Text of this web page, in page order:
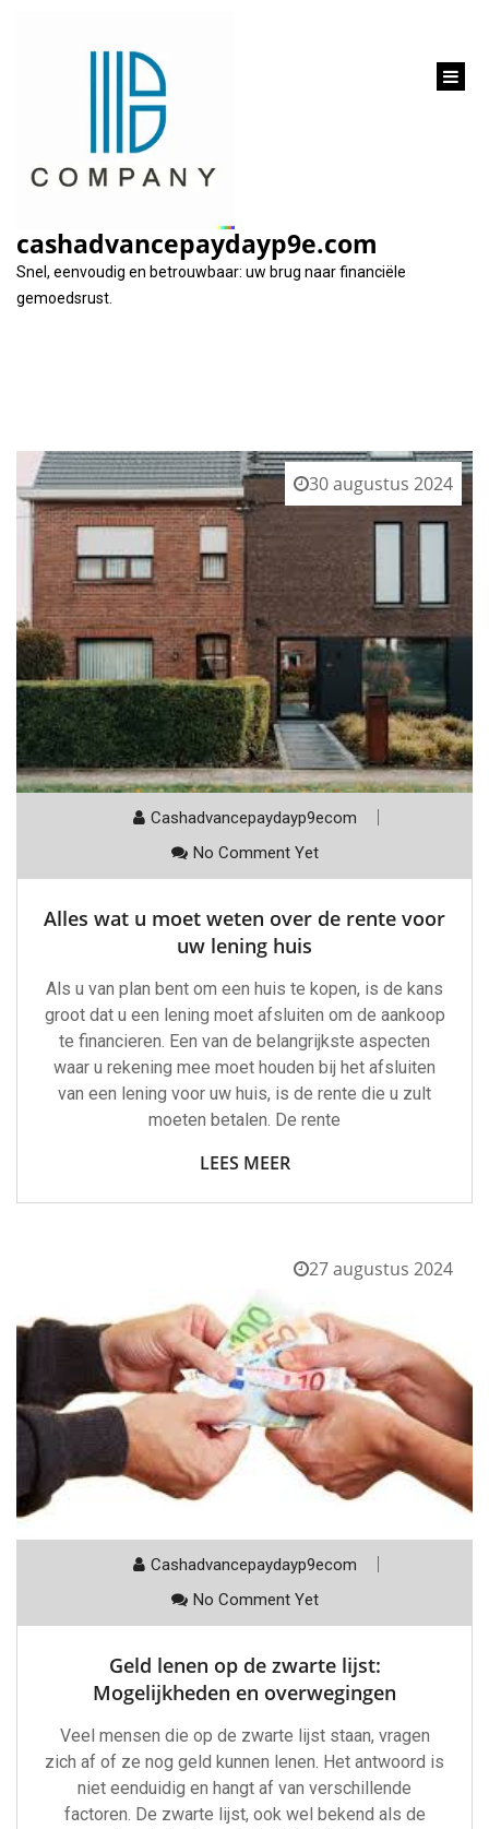
cashadvancepaydayp9e.com
Snel, eenvoudig en betrouwbaar: uw brug naar financiële
gemoedsrust.
Tag:
30 augustus 2024
Cashadvancepaydayp9ecom
No Comment Yet
Alles wat u moet weten over de rente voor
uw lening huis
Als u van plan bent om een huis te kopen, is de kans
groot dat u een lening moet afsluiten om de aankoop
te financieren. Een van de belangrijkste aspecten
waar u rekening mee moet houden bij het afsluiten
van een lening voor uw huis, is de rente die u zult
moeten betalen. De rente
LEES MEER
27 augustus 2024
Cashadvancepaydayp9ecom
No Comment Yet
Geld lenen op de zwarte lijst:
Mogelijkheden en overwegingen
Veel mensen die op de zwarte lijst staan, vragen
zich af of ze nog geld kunnen lenen. Het antwoord is
niet eenduidig en hangt af van verschillende
factoren. De zwarte lijst, ook wel bekend als de